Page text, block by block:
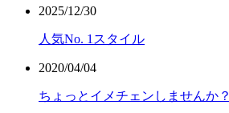
2025/12/30
人気No. 1スタイル
2020/04/04
ちょっとイメチェンしませんか？